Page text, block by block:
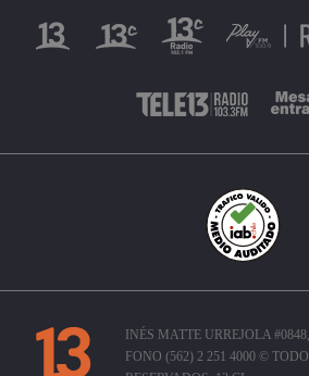
INÉS MATTE URREJOLA
FONO (562) 2 251 4000 ©